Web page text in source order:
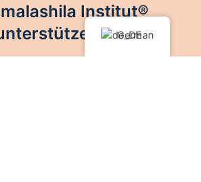
Institut®
German